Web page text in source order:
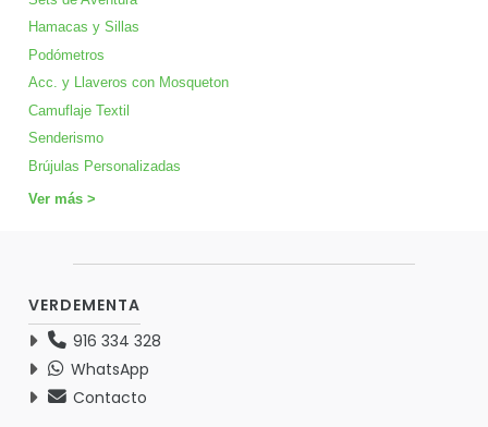
Hamacas y Sillas
Podómetros
Acc. y Llaveros con Mosqueton
Camuflaje Textil
Senderismo
Brújulas Personalizadas
Ver más >
VERDEMENTA
916 334 328
WhatsApp
Contacto